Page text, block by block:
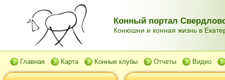
Конный портал
Конюшни и конная жизнь в
Главная Карта Конные клубы Отчеты Видео